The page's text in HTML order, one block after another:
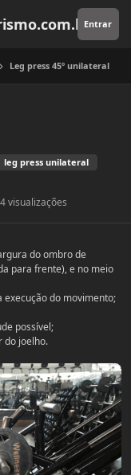
Entrar
Leg press 45º unilateral
leg press unilateral
visualizações
do ombro de
para frente), e no meio
do movimento;
possível;
do joelho.